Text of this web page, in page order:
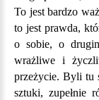
To jest bardzo
to jest prawda,
o sobie, o
wrażliwe i
przeżycie. Byli tu
sztuki, zupełnie